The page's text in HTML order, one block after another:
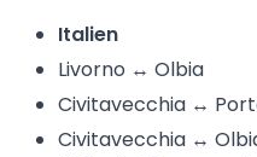
Italien
Livorno ↔ Olbia
Civitavecchia ↔
Civitavecchia ↔